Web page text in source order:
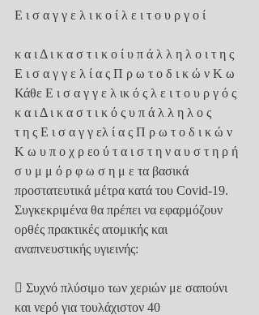
Ε ι σ α γ γ ε λ ι κ ο ί λ ε ι τ ο υ ρ γ ο ί
κ α ι Δ ι κ α σ τ ι κ ο ί υ π ά λ λ η λ ο ι τ η ς
Ε ι σ α γ γ ε λ ί α ς Π ρ ω τ ο δ ι κ ώ ν Κ ω
Κάθε Ε ι σ α γ γ ε λ ικ ό ς λ ε ι τ ο υ ρ γ ό ς
κ α ι Δ ι κ α σ τ ι κ ό ς υ π ά λ λ η λ ο ς
τ η ς Ε ι σ α γ γ ελ ί α ς Π ρ ω τ ο δ ι κ ώ ν
Κ ω υ π ο χ ρ εο ύ τ α ι σ τ η ν α υ σ τ η ρ ή
σ υ μ μ ό ρ φ ω σ η μ ε τα βασικά
προστατευτικά μέτρα κατά του Covid-19.
Συγκεκριμένα θα πρέπει να εφαρμόζουν
ορθές πρακτικές ατομικής και
αναπνευστικής υγιεινής:
 Συχνό πλύσιμο των χεριών με σαπούνι
και νερό για τουλάχιστον 40